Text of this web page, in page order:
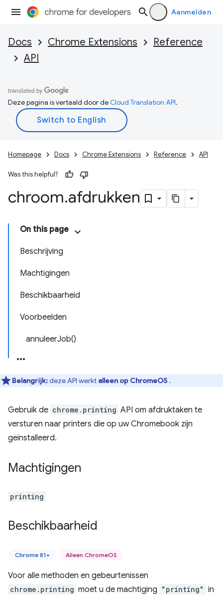
Aanmelden
Docs Chrome Extensions
Reference
API
Deze pagina is vertaald door deCloud Translation API.
Homepage Docs Chrome Extensions Reference API
Was this helpful?
chroom.afdrukken
On this page
Beschrijving
Machtigingen
Beschikbaarheid
Voorbeelden
annuleerJob()
Belangrijk:deze API werkt alleen op ChromeOS .
Gebruik de chrome.printing API om afdruktaken te
versturen naar printers die op uw Chromebook zijn
geïnstalleerd.
Machtigingen
printing
Beschikbaarheid
Chrome 81+ Alleen ChromeOS
Voor alle methoden en gebeurtenissen
chrome.printing moet u de machtiging "printing" in